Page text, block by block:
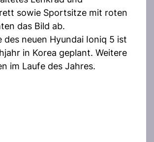
sowie Sportsitze mit roten
das Bild ab.
des neuen Hyundai Ioniq 5 ist
in Korea geplant. Weitere
im Laufe des Jahres.